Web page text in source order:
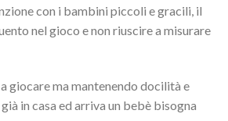
con i bambini piccoli e gracili, il
nel gioco e non riuscire a misurare
giocare ma mantenendo docilità e
in casa ed arriva un bebè bisogna